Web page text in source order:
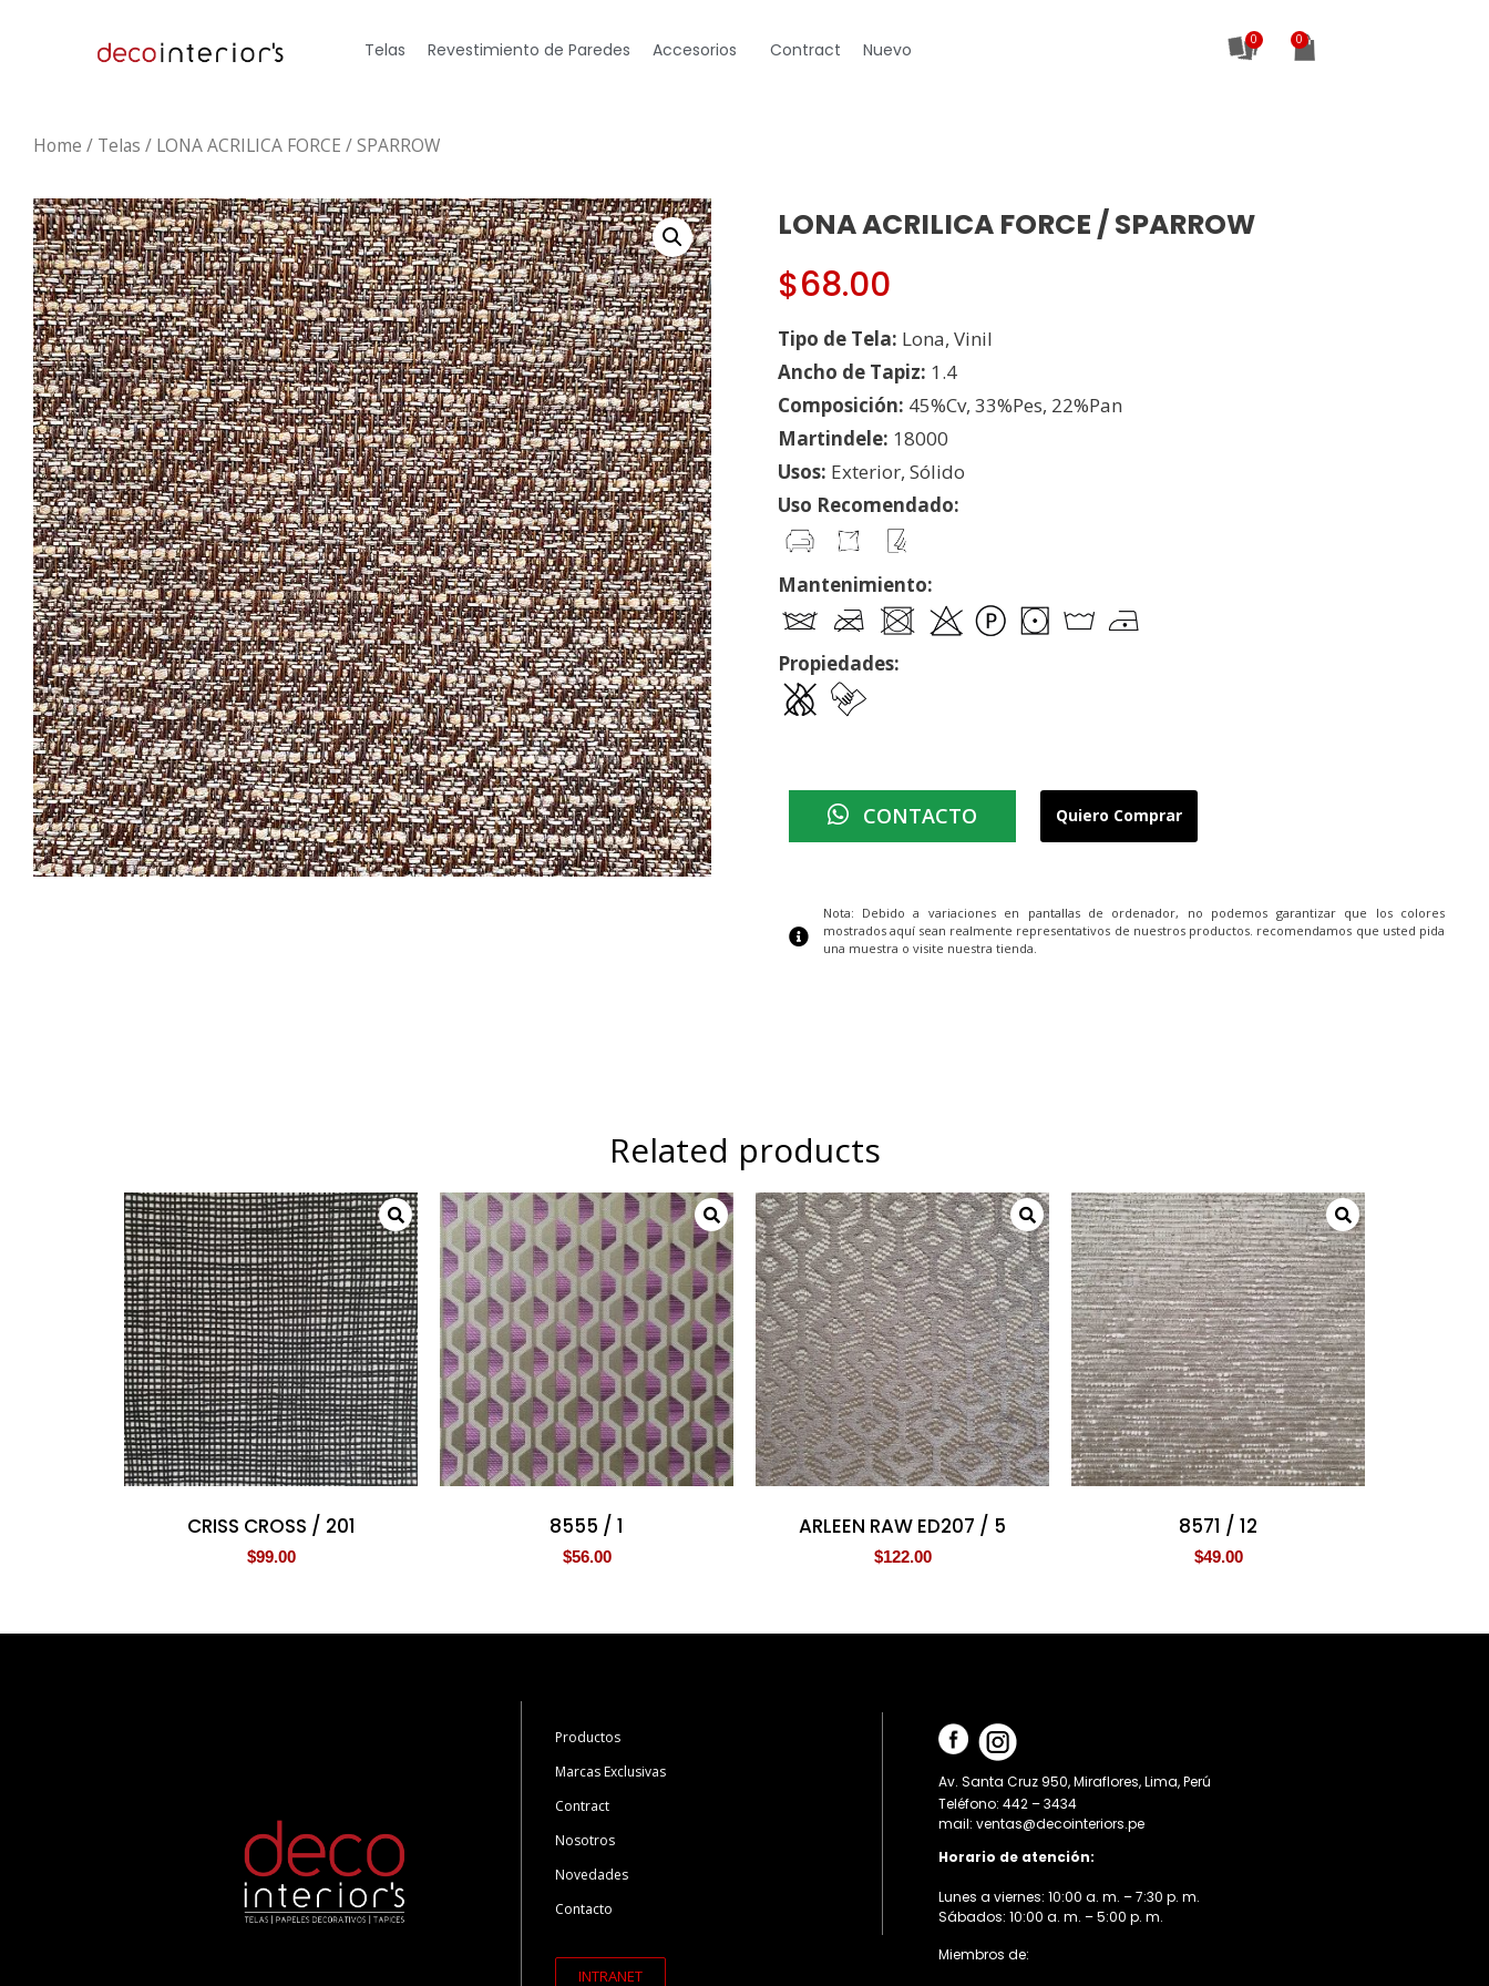
Telas Revestimiento de Paredes Accesorios Contract Nuevo 0
Home / Telas / LONA ACRILICA FORCE / SPARROW
LONA ACRILICA FORCE / SPARROW
$68.00
Tipo de Tela: Lona, Vinil
Ancho de Tapiz: 1.4
Composición: 45%Cv, 33%Pes, 22%Pan
Martindele: 18000
Usos: Exterior, Sólido
Uso Recomendado:
Mantenimiento:
Propiedades:
CONTACTO Quiero Comprar
Nota: Debido a variaciones en pantallas de ordenador, no podemos garantizar que los colores
mostrados aquí sean realmente representativos de nuestros productos. recomendamos que usted pida
una muestra o visite nuestra tienda.
Related products
CRISS CROSS / 201
$99.00
8555 / 1
$56.00
ARLEEN RAW ED207 / 5
$122.00
8571 / 12
$49.00
Productos
Marcas Exclusivas
Contract
Nosotros
Novedades
Contacto
INTRANET
Av. Santa Cruz 950, Miraflores, Lima, Perú
Teléfono: 442 – 3434
mail: ventas@decointeriors.pe
Horario de atención:
Lunes a viernes: 10:00 a. m. – 7:30 p. m.
Sábados: 10:00 a. m. – 5:00 p. m.
Miembros de: